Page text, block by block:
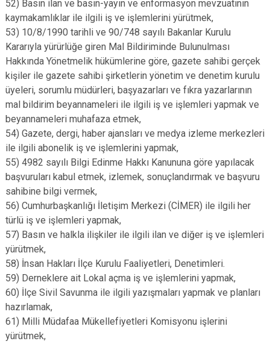
52) Basın ilan ve basın-yayın ve enformasyon mevzuatının
kaymakamlıklar ile ilgili iş ve işlemlerini yürütmek,
53) 10/8/1990 tarihli ve 90/748 sayılı Bakanlar Kurulu
Kararıyla yürürlüğe giren Mal Bildiriminde Bulunulması
Hakkında Yönetmelik hükümlerine göre, gazete sahibi gerçek
kişiler ile gazete sahibi şirketlerin yönetim ve denetim kurulu
üyeleri, sorumlu müdürleri, başyazarları ve fıkra yazarlarının
mal bildirim beyannameleri ile ilgili iş ve işlemleri yapmak ve
beyannameleri muhafaza etmek,
54) Gazete, dergi, haber ajansları ve medya izleme merkezleri
ile ilgili abonelik iş ve işlemlerini yapmak,
55) 4982 sayılı Bilgi Edinme Hakkı Kanununa göre yapılacak
başvuruları kabul etmek, izlemek, sonuçlandırmak ve başvuru
sahibine bilgi vermek,
56) Cumhurbaşkanlığı İletişim Merkezi (CİMER) ile ilgili her
türlü iş ve işlemleri yapmak,
57) Basın ve halkla ilişkiler ile ilgili ilan ve diğer iş ve işlemleri
yürütmek,
58) İnsan Hakları İlçe Kurulu Faaliyetleri, Denetimleri.
59) Derneklere ait Lokal açma iş ve işlemlerini yapmak,
60) İlçe Sivil Savunma ile ilgili yazışmaları yapmak ve planları
hazırlamak,
61) Milli Müdafaa Mükellefiyetleri Komisyonu işlerini
yürütmek,